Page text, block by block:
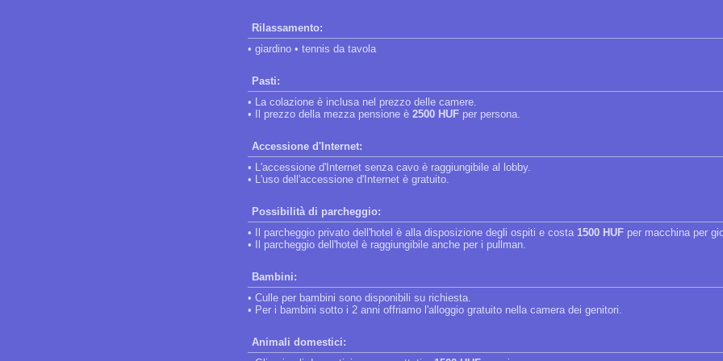
Rilassamento:
• giardino • tennis da tavola
Pasti:
• La colazione è inclusa nel prezzo delle camere.
• Il prezzo della mezza pensione è 2500 HUF per persona.
Accessione d'Internet:
• L'accessione d'Internet senza cavo è raggiungibile al lobby.
• L'uso dell'accessione d'Internet è gratuito.
Possibilità di parcheggio:
• Il parcheggio privato dell'hotel è alla disposizione degli ospiti e costa 1500 HUF per macchina per
• Il parcheggio dell'hotel è raggiungibile anche per i pullman.
Bambini:
• Culle per bambini sono disponibili su richiesta.
• Per i bambini sotto i 2 anni offriamo l'alloggio gratuito nella camera dei genitori.
Animali domestici: